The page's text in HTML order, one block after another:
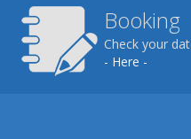
Booking
Check your
- Here -